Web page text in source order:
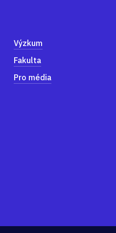
Výzkum
Fakulta
Pro média